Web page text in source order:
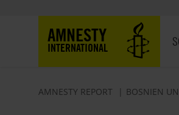
AMNESTY
INTERNATIONAL
AMNESTY REPORT BOSNIEN